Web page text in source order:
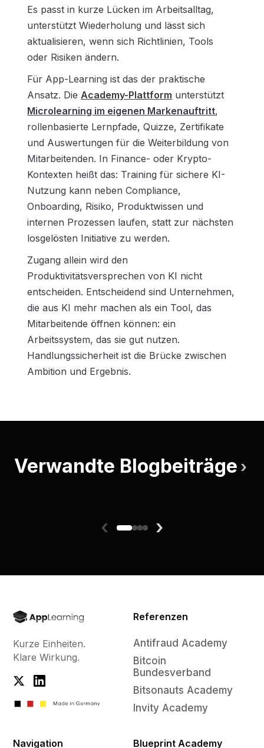
Es passt in kurze Lücken im Arbeitsalltag,
unterstützt Wiederholung und lässt sich
aktualisieren, wenn sich Richtlinien, Tools
oder Risiken ändern.
Für App-Learning ist das der praktische
Ansatz. Die Academy-Plattform unterstützt
Microlearning im eigenen Markenauftritt,
rollenbasierte Lernpfade, Quizze, Zertifikate
und Auswertungen für die Weiterbildung von
Mitarbeitenden. In Finance- oder Krypto-
Kontexten heißt das: Training für sichere KI-
Nutzung kann neben Compliance,
Onboarding, Risiko, Produktwissen und
internen Prozessen laufen, statt zur nächsten
losgelösten Initiative zu werden.
Zugang allein wird den
Produktivitätsversprechen von KI nicht
entscheiden. Entscheidend sind Unternehmen,
die aus KI mehr machen als ein Tool, das
Mitarbeitende öffnen können: ein
Arbeitssystem, das sie gut nutzen.
Handlungssicherheit ist die Brücke zwischen
Ambition und Ergebnis.
Verwandte Blogbeiträge ›
‹ ›
Kurze Einheiten.
Klare Wirkung.
Referenzen
Antifraud Academy
Bitcoin
Bundesverband
Bitsonauts Academy
Invity Academy
Navigation Blueprint Academy